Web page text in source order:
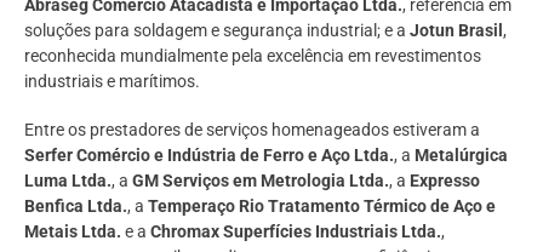
Abraseg Comércio Atacadista e Importação Ltda., referência em
soluções para soldagem e segurança industrial; e a Jotun Brasil,
reconhecida mundialmente pela excelência em revestimentos
industriais e marítimos.
Entre os prestadores de serviços homenageados estiveram a
Serfer Comércio e Indústria de Ferro e Aço Ltda., a Metalúrgica
Luma Ltda., a GM Serviços em Metrologia Ltda., a Expresso
Benfica Ltda., a Temperaço Rio Tratamento Térmico de Aço e
Metais Ltda. e a Chromax Superfícies Industriais Ltda.,